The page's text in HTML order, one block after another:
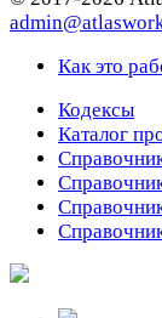
Как это
Кодексы
Каталог